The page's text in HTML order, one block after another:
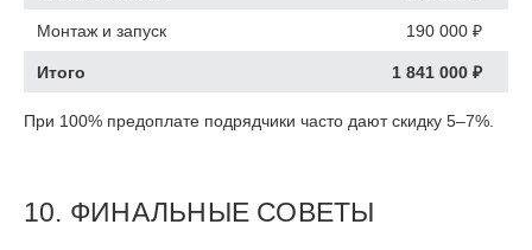
Монтаж и запуск 190 000 ₽
Итого 1 841 000 ₽
При 100% предоплате подрядчики часто дают скидку 5–7%.
10. ФИНАЛЬНЫЕ СОВЕТЫ